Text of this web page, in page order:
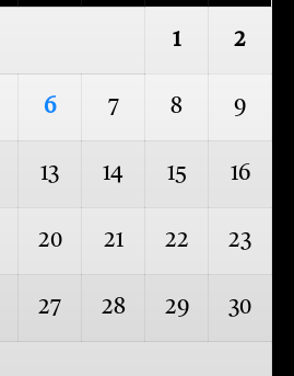
1 2
6 7 8 9
13 14 15 16
20 21 22 23
27 28 29 30